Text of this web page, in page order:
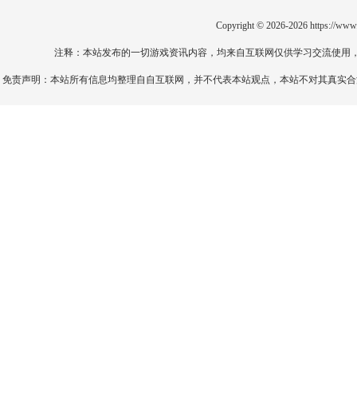
Copyright © 2026-2026 https://
注释：本站发布的一切游戏资讯内容，均来自互联网仅供学习交流使
免责声明：本站所有信息均整理自自互联网，并不代表本站观点，本站不对其真实